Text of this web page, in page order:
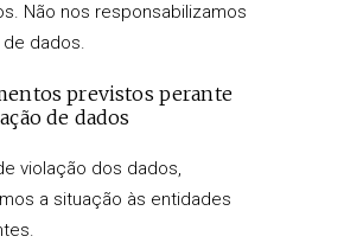
Não nos responsabilizamos
dados.
previstos perante
de dados
violação dos dados,
a situação às entidades